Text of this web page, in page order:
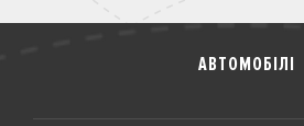
АВТОМОБІЛІ